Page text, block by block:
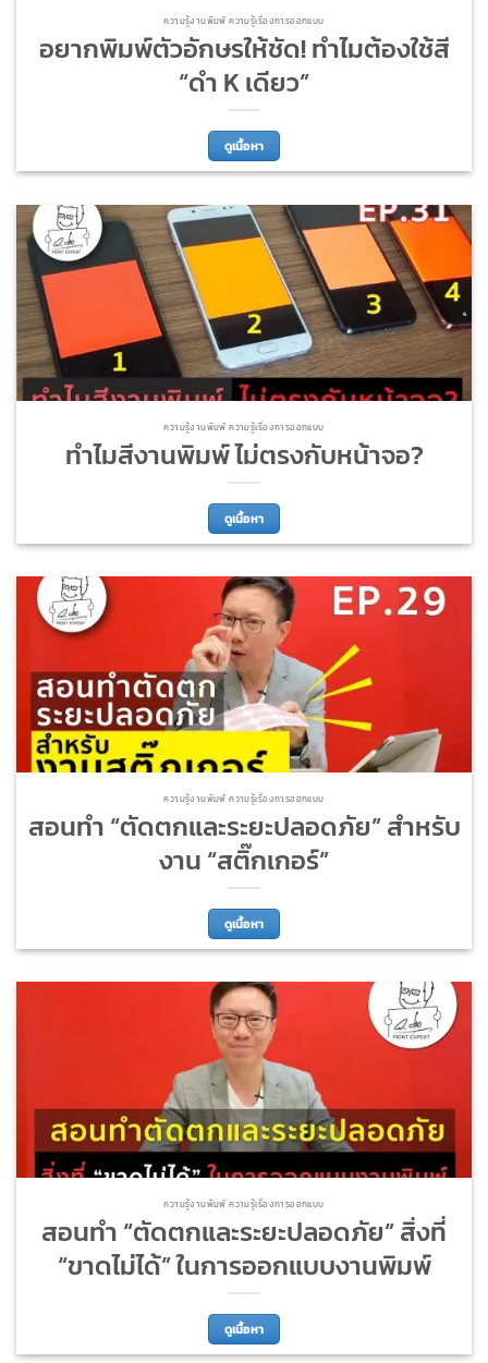
ความรู้งานพิมพ์ ความรู้เรื่องการออกแบบ
อยากพิมพ์ตัวอักษรให้ชัด! ทำไมต้องใช้สี
“ดำ K เดียว”
ดูเนื้อหา
ความรู้งานพิมพ์ ความรู้เรื่องการออกแบบ
ทำไมสีงานพิมพ์ ไม่ตรงกับหน้าจอ?
ดูเนื้อหา
ความรู้งานพิมพ์ ความรู้เรื่องการออกแบบ
สอนทำ “ตัดตกและระยะปลอดภัย” สำหรับ
งาน “สติ๊กเกอร์”
ดูเนื้อหา
ความรู้งานพิมพ์ ความรู้เรื่องการออกแบบ
สอนทำ “ตัดตกและระยะปลอดภัย” สิ่งที่
“ขาดไม่ได้” ในการออกแบบงานพิมพ์
ดูเนื้อหา